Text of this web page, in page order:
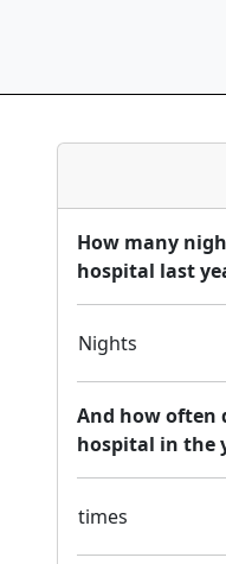
How many
hospital last
Nights
And how often
hospital in the
times